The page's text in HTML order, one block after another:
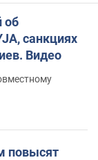
об
санкциях
Видео
повысят